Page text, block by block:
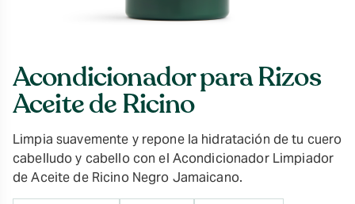
Acondicionador para Rizos
Aceite de Ricino
Limpia suavemente y repone la hidratación de tu cuero
cabelludo y cabello con el Acondicionador Limpiador
de Aceite de Ricino Negro Jamaicano.